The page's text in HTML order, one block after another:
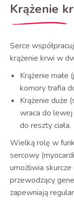
Krążenie
Serce
krążenie krwi w
Krążenie małe
komory trafia
Krążenie duże
wraca do
do reszty ciała.
Wielką rolę w
sercowy
umożliwia
przewodzący
zapewniają